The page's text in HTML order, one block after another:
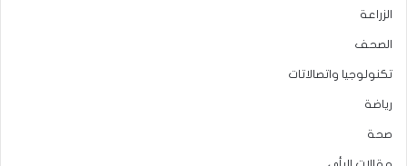
الزراعة
الصحف
تكنولوجيا واتصالاتات
رياضة
صحة